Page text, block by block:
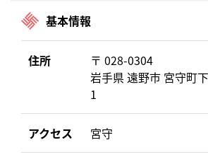
基本情報
住所
〒 028-0304
岩手県 遠野市 宮守町
1
アクセス 宮守